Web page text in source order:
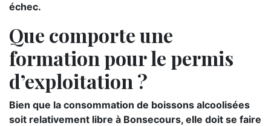
échec.
Que comporte une
formation pour le permis
d’exploitation ?
Bien que la consommation de boissons alcoolisées
soit relativement libre à Bonsecours, elle doit se faire